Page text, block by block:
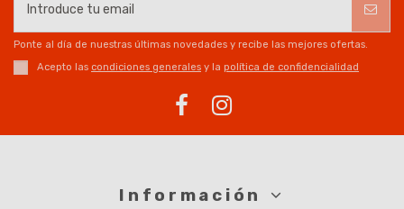
Ponte al día de nuestras últimas novedades y recibe las mejores ofertas.
Acepto las condiciones generales y la política de confidencialidad
Información